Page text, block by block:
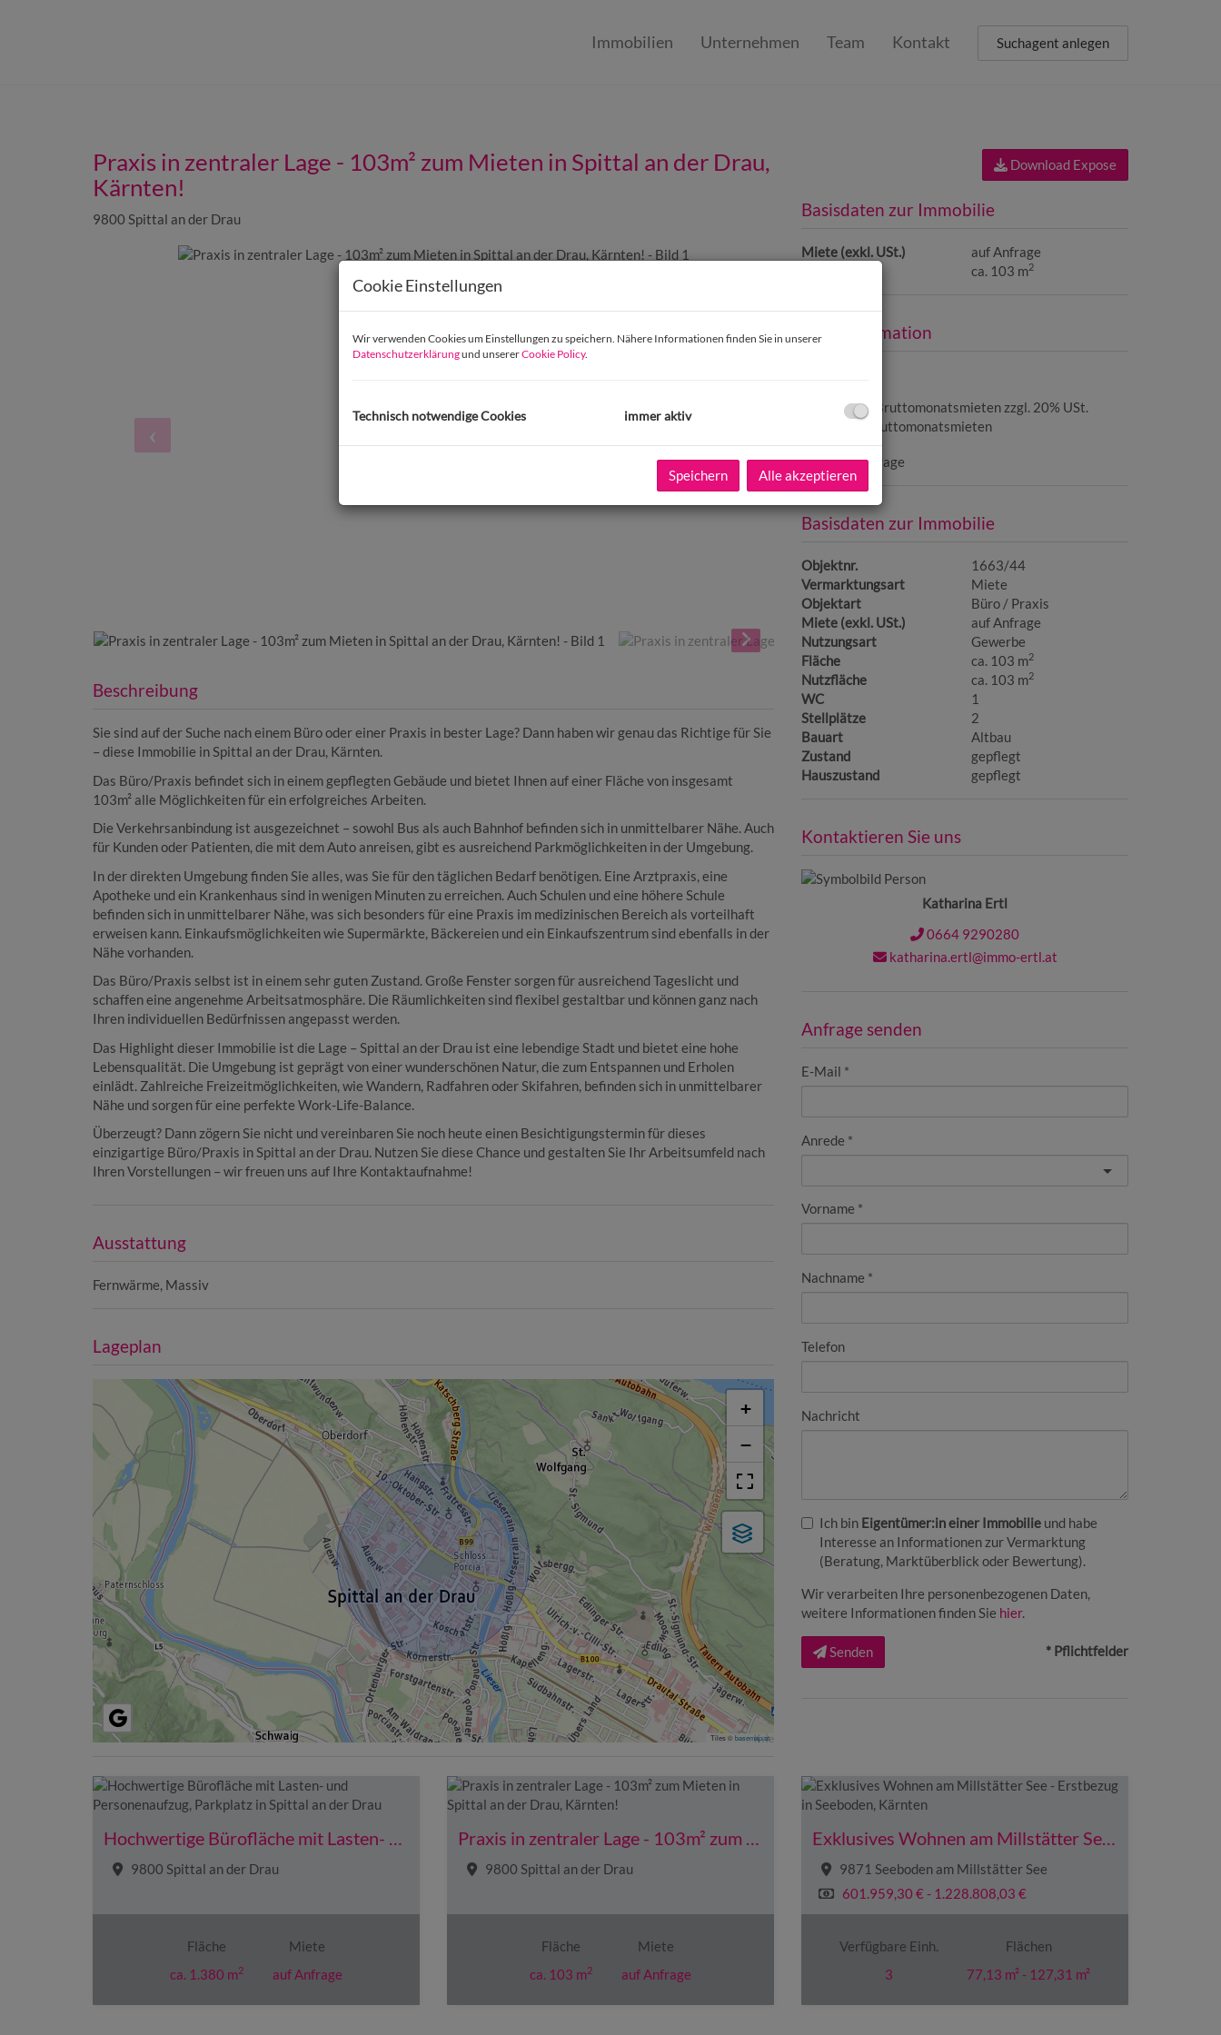
Immobilien Unternehmen Team Kontakt Suchagent anlegen
Praxis in zentraler Lage - 103m² zum Mieten in Spittal an der Drau,
Kärnten!
9800 Spittal an der Drau
Beschreibung
Sie sind auf der Suche nach einem Büro oder einer Praxis in bester Lage? Dann haben wir genau das Richtige für Sie
– diese Immobilie in Spittal an der Drau, Kärnten.
Das Büro/Praxis befindet sich in einem gepflegten Gebäude und bietet Ihnen auf einer Fläche von insgesamt
103m² alle Möglichkeiten für ein erfolgreiches Arbeiten.
Die Verkehrsanbindung ist ausgezeichnet – sowohl Bus als auch Bahnhof befinden sich in unmittelbarer Nähe. Auch
für Kunden oder Patienten, die mit dem Auto anreisen, gibt es ausreichend Parkmöglichkeiten in der Umgebung.
In der direkten Umgebung finden Sie alles, was Sie für den täglichen Bedarf benötigen. Eine Arztpraxis, eine
Apotheke und ein Krankenhaus sind in wenigen Minuten zu erreichen. Auch Schulen und eine höhere Schule
befinden sich in unmittelbarer Nähe, was sich besonders für eine Praxis im medizinischen Bereich als vorteilhaft
erweisen kann. Einkaufsmöglichkeiten wie Supermärkte, Bäckereien und ein Einkaufszentrum sind ebenfalls in der
Nähe vorhanden.
Das Büro/Praxis selbst ist in einem sehr guten Zustand. Große Fenster sorgen für ausreichend Tageslicht und
schaffen eine angenehme Arbeitsatmosphäre. Die Räumlichkeiten sind flexibel gestaltbar und können ganz nach
Ihren individuellen Bedürfnissen angepasst werden.
Das Highlight dieser Immobilie ist die Lage – Spittal an der Drau ist eine lebendige Stadt und bietet eine hohe
Lebensqualität. Die Umgebung ist geprägt von einer wunderschönen Natur, die zum Entspannen und Erholen
einlädt. Zahlreiche Freizeitmöglichkeiten, wie Wandern, Radfahren oder Skifahren, befinden sich in unmittelbarer
Nähe und sorgen für eine perfekte Work-Life-Balance.
Überzeugt? Dann zögern Sie nicht und vereinbaren Sie noch heute einen Besichtigungstermin für dieses
einzigartige Büro/Praxis in Spittal an der Drau. Nutzen Sie diese Chance und gestalten Sie Ihr Arbeitsumfeld nach
Ihren Vorstellungen – wir freuen uns auf Ihre Kontaktaufnahme!
Ausstattung
Fernwärme Massiv
Lageplan
+
−
Tiles ©basemap.at
Download Expose
Basisdaten zur Immobilie
Miete (exkl. USt.)
auf Anfrage
ca. 103 m2
Preisinformation
Provision:2 Bruttomonatsmieten zzgl. 20% USt.
3 Bruttomonatsmieten
Preis auf Anfrage
Basisdaten zur Immobilie
Objektnr.
1663/44
Vermarktungsart
Miete
Objektart
Büro / Praxis
Miete (exkl. USt.)
auf Anfrage
Nutzungsart
Gewerbe
Fläche
ca. 103 m2
Nutzfläche ca. 103 m2
WC
1
Stellplätze
2
Bauart
Altbau
Zustand
gepflegt
Hauszustand
gepflegt
Kontaktieren Sie uns
Katharina Ertl
0664 9290280
katharina.ertl@immo-ertl.at
Anfrage senden
E-Mail
Anrede
Vorname
Nachname
Telefon
Nachricht
Ich bin Eigentümer:in einer Immobilie und habe
Interesse an Informationen zur Vermarktung
(Beratung, Marktüberblick oder Bewertung).
Wir verarbeiten Ihre personenbezogenen Daten,
weitere Informationen finden Sie hier.
Senden * Pflichtfelder
9800 Spittal an der Drau
Fläche
ca. 1.380 m2
Miete
auf Anfrage
9800 Spittal an der Drau
Fläche
ca. 103 m2
Miete
auf Anfrage
9871 Seeboden am Millstätter See
601.959,30 € - 1.228.808,03 €
Verfügbare Einh.
3
Flächen
77,13 m² - 127,31 m²
Cookie Einstellungen
Wir verwenden Cookies um Einstellungen zu speichern. Nähere Informationen finden Sie in unserer
Datenschutzerklärungund unsererCookie Policy.
Technisch notwendige Cookies immer aktiv
Speichern Alle akzeptieren